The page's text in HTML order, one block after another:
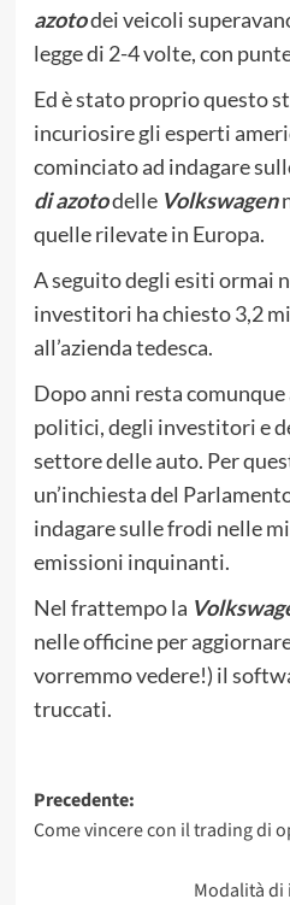
azotodei veicoli
legge di 2-4 volte, con
Ed è stato proprio questo
incuriosire gli esperti
cominciato ad indagare
di azotodelle Volkswagen
quelle rilevate in Europa.
A seguito degli esiti ormai
investitori ha chiesto 3,2
all’azienda tedesca.
Dopo anni resta
politici, degli investitori e
settore delle auto. Per
un’inchiesta del
indagare sulle frodi nelle
emissioni inquinanti.
Nel frattempo la
nelle officine per
vorremmo vedere!) il
truccati.
Navigazione
articolo
Precedente:
Come vincere con il trading di
Modalità di